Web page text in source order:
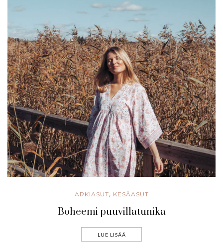
ARKIASUT, KESÄASUT
Boheemi puuvillatunika
LUE LISÄÄ